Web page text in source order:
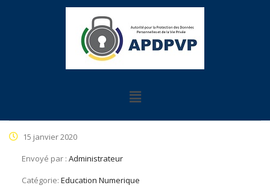
15 janvier 2020
Envoyé par : Administrateur
Catégorie: Education Numerique